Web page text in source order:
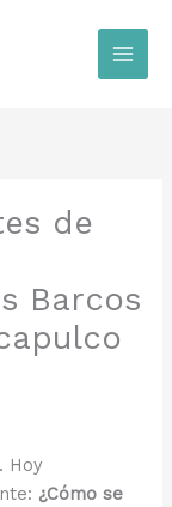
de
Barcos
. Hoy
¿Cómo se